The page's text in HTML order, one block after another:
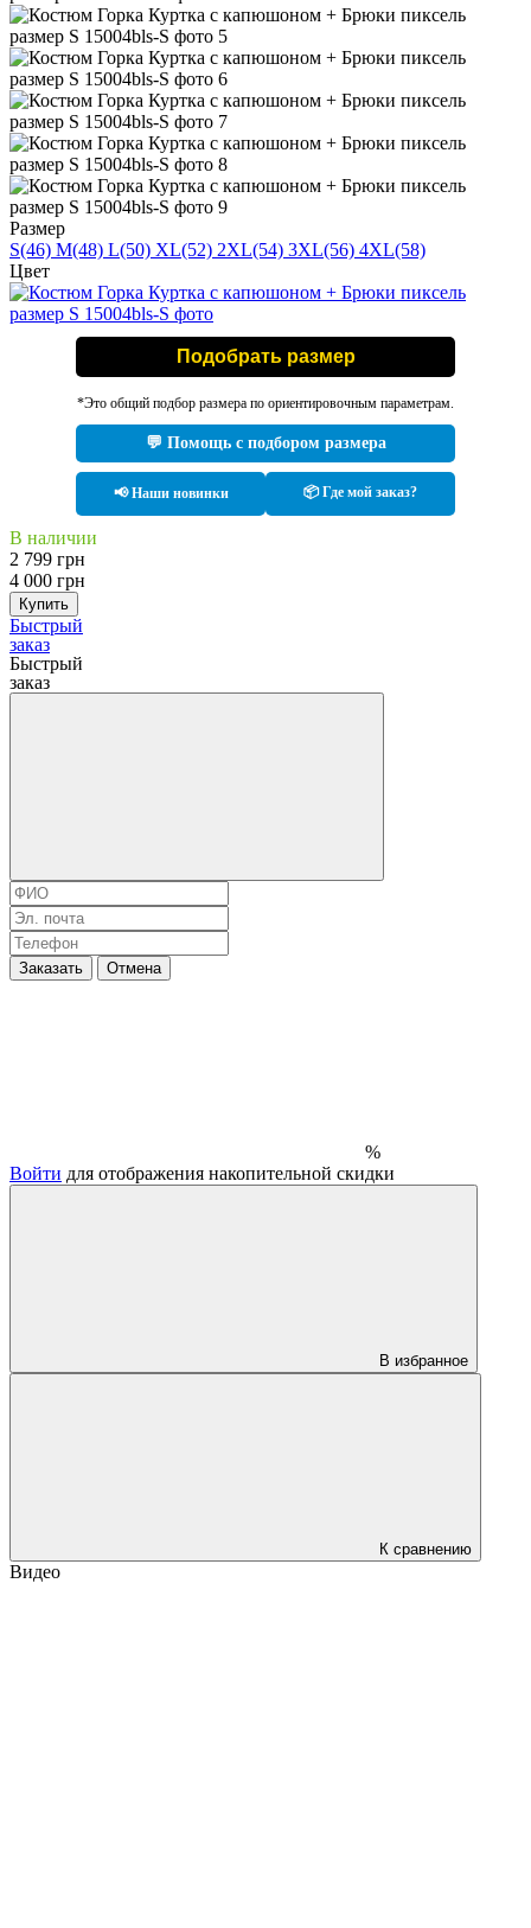
Размер
S(46) M(48) L(50) XL(52) 2XL(54) 3XL(56) 4XL(58)
Цвет
Подобрать размер
*Это общий подбор размера по ориентировочным параметрам.
💬 Помощь с подбором размера
📢 Наши новинки 📦 Где мой заказ?
В наличии
2 799 грн
4 000 грн
Купить
Быстрый
заказ
Быстрый
заказ
Заказать Отмена
%
Войти для отображения накопительной скидки
В избранное
К сравнению
Видео